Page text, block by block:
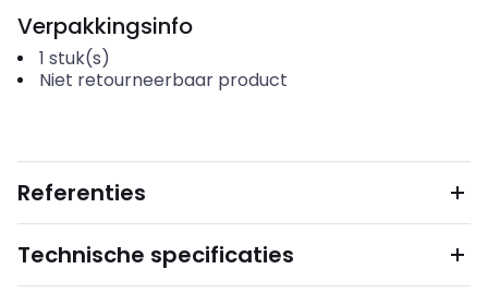
Verpakkingsinfo
1 stuk(s)
Niet retourneerbaar product
Referenties
Technische specificaties